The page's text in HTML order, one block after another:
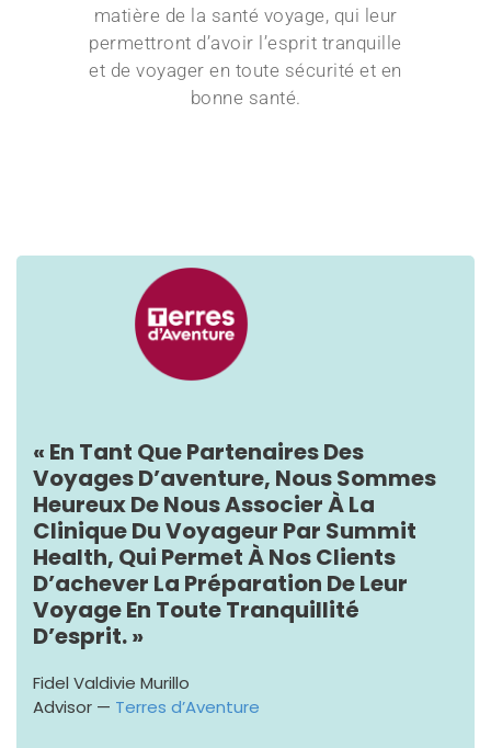
matière de la santé voyage, qui leur
permettront d’avoir l’esprit tranquille
et de voyager en toute sécurité et en
bonne santé.
« En Tant Que Partenaires Des
Voyages D’aventure, Nous Sommes
Heureux De Nous Associer À La
Clinique Du Voyageur Par Summit
Health, Qui Permet À Nos Clients
D’achever La Préparation De Leur
Voyage En Toute Tranquillité
D’esprit. »
Fidel Valdivie Murillo
Advisor — Terres d’Aventure